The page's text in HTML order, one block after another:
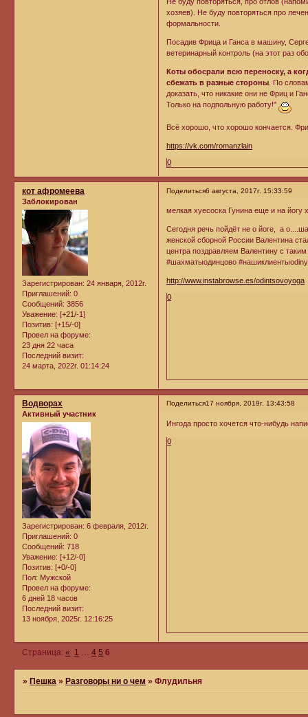
хозяев). Не буду повторяться про
формальности.
Посадив Фрица и Ганса в машину,
ветеринарный контроль (на этот раз
Коты обосрали всю переноску, а
сбежать в разные стороны . По
доказать, что никакие они не Фриц и
Только на подпольную работу!"
Всё хорошо, что хорошо кончается.
https://vk.com/romanzlain
0
Поделиться6 августа, 2017г. 15:33:59
кот афромеева
Заблокирован
Зарегистрирован: 24 января, 2012г.
Приглашений: 0
Сообщений: 3856
Уважение: [+21/-1]
Позитив: [+15/-0]
Провел на форуме:
23 дня 22 часа
Последний визит:
24 марта, 2022г. 01:14:24
мелкая хуесоска Гунина еще и на йогу
Сегодня речь пойдёт не о йоге, а
женской сборной России Валентина
центра поздравляем Валентину с
#шахматыодинцово
http://www.instabrowse.es/odintsovoyoga
0
Поделиться17 ноября, 2019г. 13:43:58
Водворах
Активный участник
Зарегистрирован: 6 февраля, 2012г.
Приглашений: 0
Сообщений: 718
Уважение: [+12/-0]
Позитив: [+0/-0]
Пол: Мужской
Провел на форуме:
6 дней 18 часов
Последний визит:
13 ноября, 2025г. 12:16:25
Ингода просто хочется что-нибудь
0
Страница:« 1 … 4 5 6
» Пешка » Разговоры ни о чем »Флудильня